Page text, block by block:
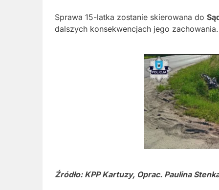
Sprawa 15-latka zostanie skierowana do
dalszych konsekwencjach jego zachowania.
Źródło: KPP Kartuzy, Oprac. Paulina